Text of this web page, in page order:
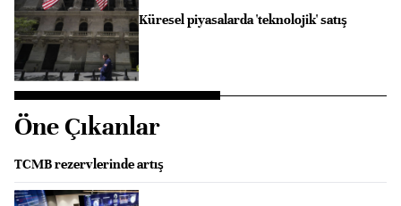
Küresel piyasalarda 'teknolojik' satış
Öne Çıkanlar
TCMB rezervlerinde artış